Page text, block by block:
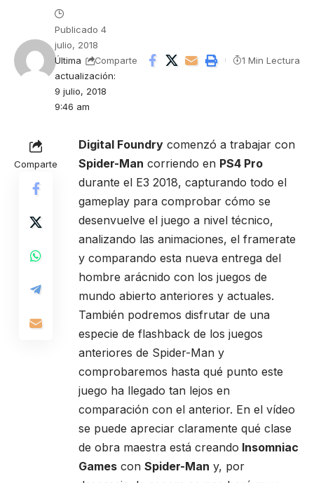
Última
actualización:
9 julio, 2018
9:46 am
Publicado 4
julio, 2018
Comparte 1 Min Lectura
Comparte
Digital Foundry comenzó a trabajar con
Spider-Man corriendo en PS4 Pro
durante el E3 2018, capturando todo el
gameplay para comprobar cómo se
desenvuelve el juego a nivel técnico,
analizando las animaciones, el framerate
y comparando esta nueva entrega del
hombre arácnido con los juegos de
mundo abierto anteriores y actuales.
También podremos disfrutar de una
especie de flashback de los juegos
anteriores de Spider-Man y
comprobaremos hasta qué punto este
juego ha llegado tan lejos en
comparación con el anterior. En el vídeo
se puede apreciar claramente qué clase
de obra maestra está creando Insomniac
Games con Spider-Man y, por